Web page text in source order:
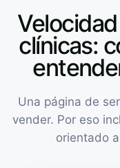
clínicas:
Una página de
vender. Por eso
orientado